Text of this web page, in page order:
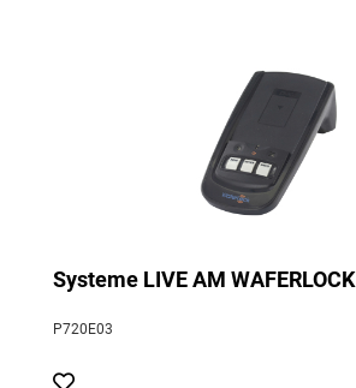
Systeme LIVE AM WAFERLOCK
P720E03